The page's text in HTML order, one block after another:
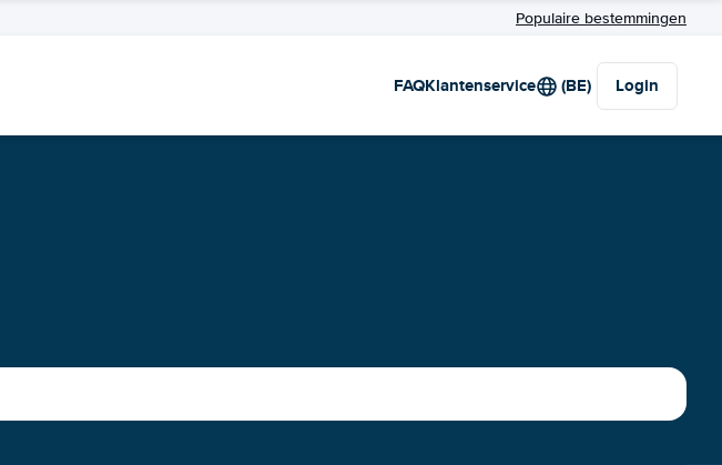
Populaire bestemmingen
FAQKlantenservice (BE) Login